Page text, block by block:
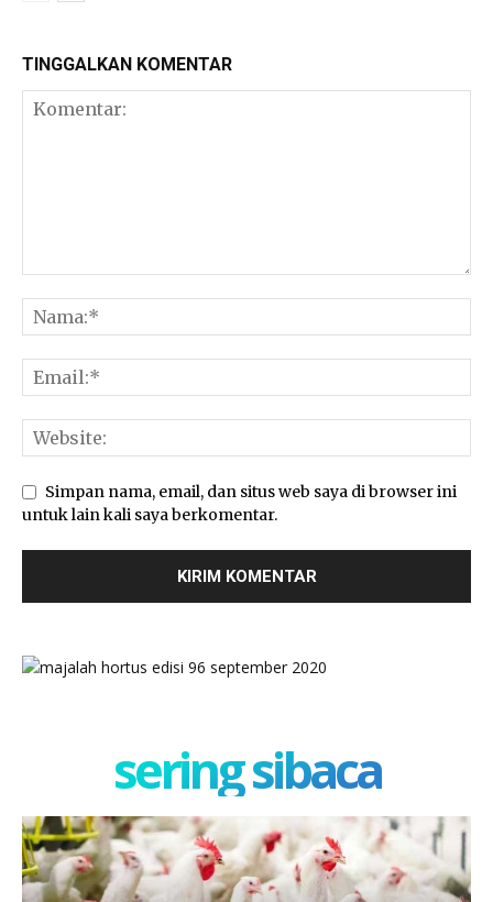
TINGGALKAN KOMENTAR
Simpan nama, email, dan situs web saya di browser ini
untuk lain kali saya berkomentar.
sering sibaca